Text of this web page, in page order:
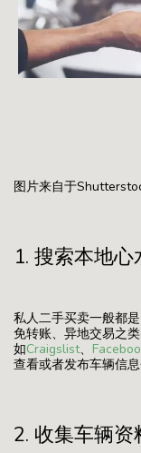
图片来自于
1. 搜索本地心
私人二手买卖一般都
免转账、异地交易之
如Craigslist、
查看或者发布车辆信息
2. 收集车辆资